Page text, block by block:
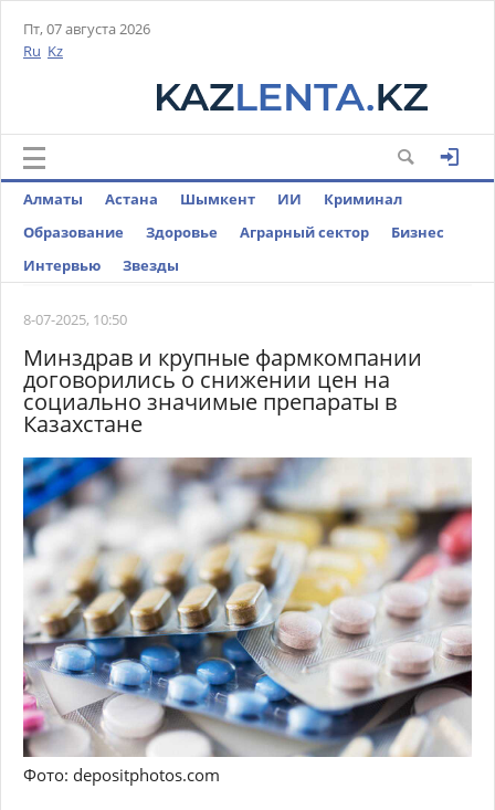
Пт, 07 августа 2026
Ru Kz
Алматы Астана Шымкент ИИ
Криминал
Образование
Здоровье Аграрный сектор
Бизнес
Интервью
Звезды
8-07-2025, 10:50
Минздрав и крупные фармкомпании
договорились о снижении цен на
социально значимые препараты в
Казахстане
Фото: depositphotos.com